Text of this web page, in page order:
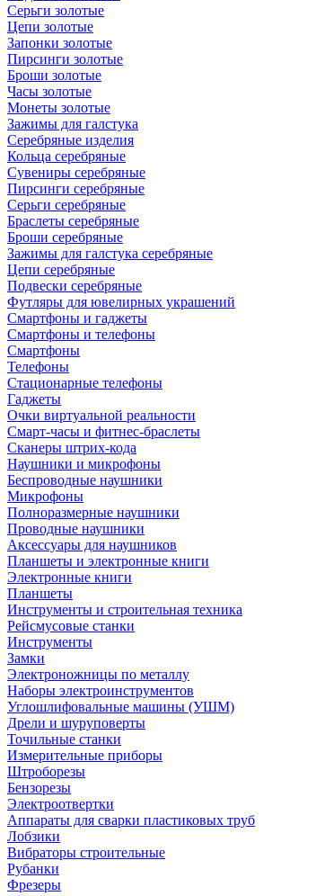
Серьги золотые
Цепи золотые
Запонки золотые
Пирсинги золотые
Броши золотые
Часы золотые
Монеты золотые
Зажимы для галстука
Серебряные изделия
Кольца серебряные
Сувениры серебряные
Пирсинги серебряные
Серьги серебряные
Браслеты серебряные
Броши серебряные
Зажимы для галстука серебряные
Цепи серебряные
Подвески серебряные
Футляры для ювелирных украшений
Смартфоны и гаджеты
Смартфоны и телефоны
Смартфоны
Телефоны
Стационарные телефоны
Гаджеты
Очки виртуальной реальности
Смарт-часы и фитнес-браслеты
Сканеры штрих-кода
Наушники и микрофоны
Беспроводные наушники
Микрофоны
Полноразмерные наушники
Проводные наушники
Аксессуары для наушников
Планшеты и электронные книги
Электронные книги
Планшеты
Инструменты и строительная техника
Рейсмусовые станки
Инструменты
Замки
Электроножницы по металлу
Наборы электроинструментов
Углошлифовальные машины (УШМ)
Дрели и шуруповерты
Точильные станки
Измерительные приборы
Штроборезы
Бензорезы
Электроотвертки
Аппараты для сварки пластиковых труб
Лобзики
Вибраторы строительные
Рубанки
Фрезеры